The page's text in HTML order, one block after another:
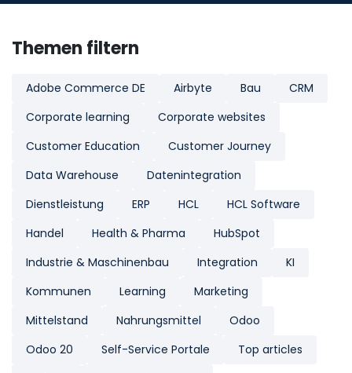
Themen filtern
Adobe Commerce DE Airbyte Bau
CRM
Corporate learning
Corporate websites
Customer Education
Customer Journey
Data Warehouse
Datenintegration
Dienstleistung
ERP HCL
HCL Software
Handel
Health & Pharma
HubSpot
Industrie & Maschinenbau
Integration
KI
Kommunen
Learning
Marketing
Mittelstand
Nahrungsmittel
Odoo
Odoo 20
Self-Service Portale
Top articles